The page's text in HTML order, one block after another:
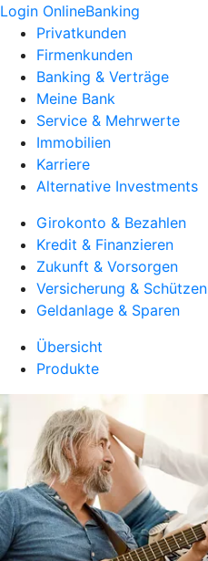
Login OnlineBanking
Privatkunden
Firmenkunden
Banking & Verträge
Meine Bank
Service & Mehrwerte
Immobilien
Karriere
Alternative Investments
Girokonto & Bezahlen
Kredit & Finanzieren
Zukunft & Vorsorgen
Versicherung & Schützen
Geldanlage & Sparen
Übersicht
Produkte